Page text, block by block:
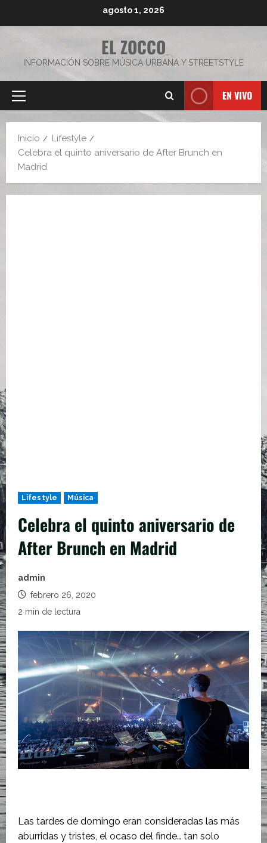
agosto 1, 2026
EL ZOCCO
INFORMACIÓN SOBRE MÚSICA URBANA Y STREETSTYLE
Menú
EN VIVO
Inicio
Lifestyle
Celebra el quinto aniversario de After Brunch en
Madrid
Lifestyle Música
Celebra el quinto aniversario de
After Brunch en Madrid
admin
febrero 26, 2020
2 min de lectura
Las tardes de domingo eran consideradas las más
aburridas y tristes, el ocaso del finde… tan solo